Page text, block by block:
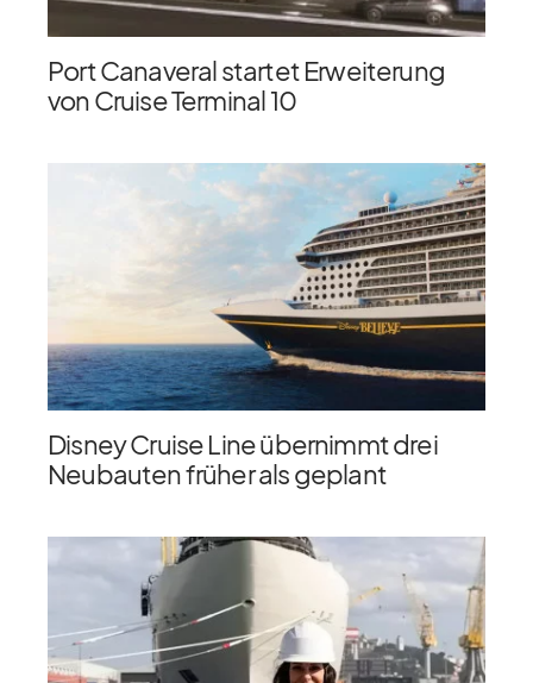
Port Canaveral startet Erweiterung
von Cruise Terminal 10
Disney Cruise Line übernimmt drei
Neubauten früher als geplant